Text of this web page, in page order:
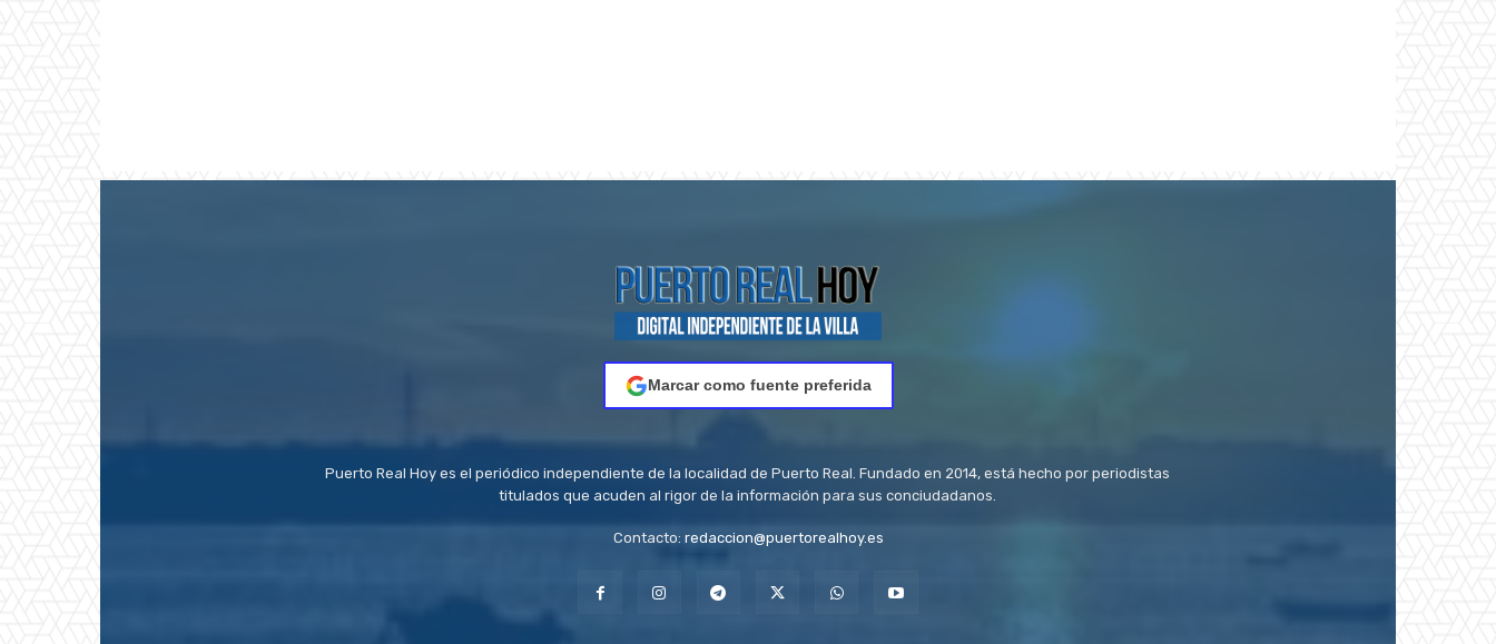
Marcar como fuente preferida
Puerto Real Hoy es el periódico independiente de la localidad de Puerto Real. Fundado en 2014, está hecho por periodistas
titulados que acuden al rigor de la información para sus conciudadanos.
Contacto: redaccion@puertorealhoy.es